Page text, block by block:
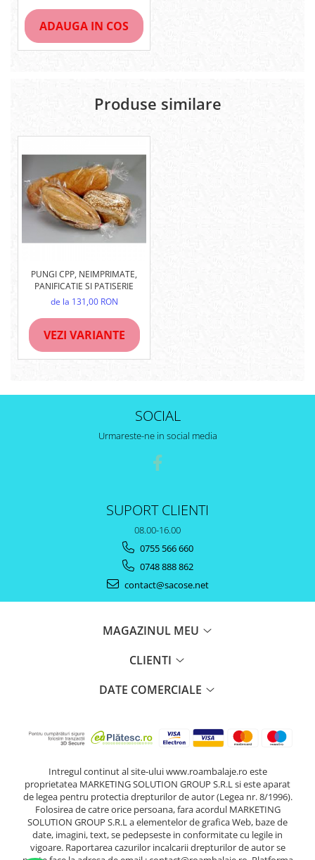
ADAUGA IN COS
Produse similare
PUNGI CPP, NEIMPRIMATE,
PANIFICATIE SI PATISERIE
de la 131,00 RON
VEZI VARIANTE
SOCIAL
Urmareste-ne in social media
SUPORT CLIENTI
08.00-16.00
0755 566 660
0748 888 862
contact@sacose.net
MAGAZINUL MEU
CLIENTI
DATE COMERCIALE
Intregul continut al site-ului www.roambalaje.ro este
proprietatea MARKETING SOLUTION GROUP S.R.L si este aparat
de legea pentru protectia drepturilor de autor (Legea nr. 8/1996).
Folosirea de catre orice persoana, fara acordul MARKETING
SOLUTION GROUP S.R.L a elementelor de grafica Web, baze de
date, imagini, text, se pedepseste in conformitate cu legile in
vigoare. Raportarea cazurilor incalcarii drepturilor de autor se